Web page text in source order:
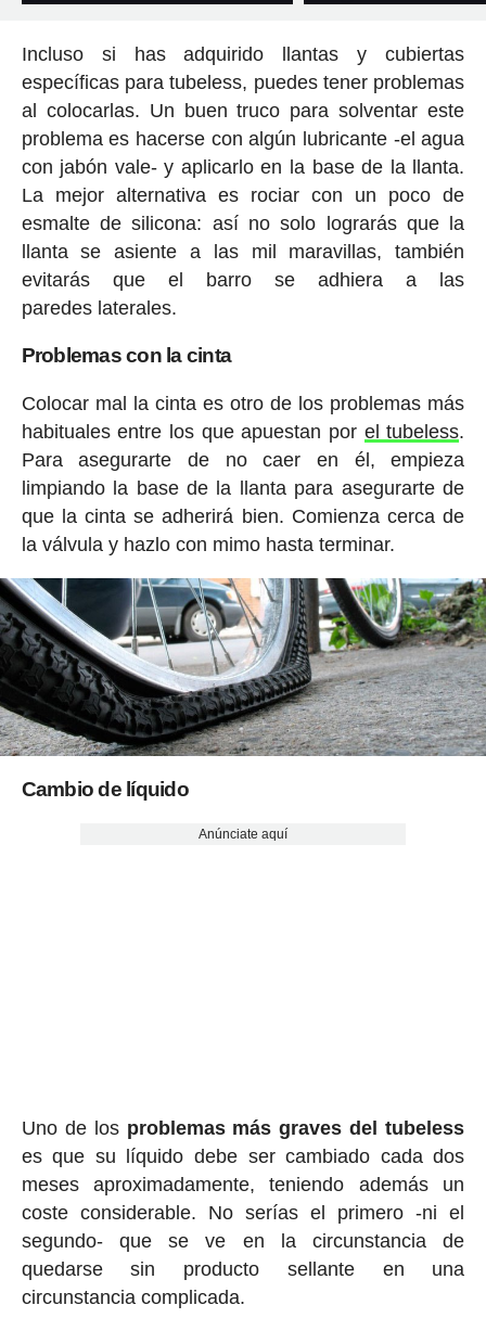
Incluso si has adquirido llantas y cubiertas
específicas para tubeless, puedes tener problemas
al colocarlas. Un buen truco para solventar este
problema es hacerse con algún lubricante -el agua
con jabón vale- y aplicarlo en la base de la llanta.
La mejor alternativa es rociar con un poco de
esmalte de silicona: así no solo lograrás que la
llanta se asiente a las mil maravillas, también
evitarás que el barro se adhiera a las
paredes laterales.
Problemas con la cinta
Colocar mal la cinta es otro de los problemas más
habituales entre los que apuestan por el tubeless.
Para asegurarte de no caer en él, empieza
limpiando la base de la llanta para asegurarte de
que la cinta se adherirá bien. Comienza cerca de
la válvula y hazlo con mimo hasta terminar.
Cambio de líquido
Anúnciate aquí
Uno de los problemas más graves del tubeless
es que su líquido debe ser cambiado cada dos
meses aproximadamente, teniendo además un
coste considerable. No serías el primero -ni el
segundo- que se ve en la circunstancia de
quedarse sin producto sellante en una
circunstancia complicada.